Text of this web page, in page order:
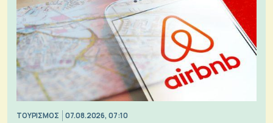
ΤΟΥΡΙΣΜΟΣ 07.08.2026, 07:10